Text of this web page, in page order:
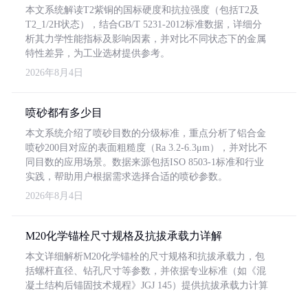
本文系统解读T2紫铜的国标硬度和抗拉强度（包括T2及
T2_1/2H状态），结合GB/T 5231-2012标准数据，详细分
析其力学性能指标及影响因素，并对比不同状态下的金属
特性差异，为工业选材提供参考。
2026年8月4日
喷砂都有多少目
本文系统介绍了喷砂目数的分级标准，重点分析了铝合金
喷砂200目对应的表面粗糙度（Ra 3.2-6.3μm），并对比不
同目数的应用场景。数据来源包括ISO 8503-1标准和行业
实践，帮助用户根据需求选择合适的喷砂参数。
2026年8月4日
M20化学锚栓尺寸规格及抗拔承载力详解
本文详细解析M20化学锚栓的尺寸规格和抗拔承载力，包
括螺杆直径、钻孔尺寸等参数，并依据专业标准（如《混
凝土结构后锚固技术规程》JGJ 145）提供抗拔承载力计算